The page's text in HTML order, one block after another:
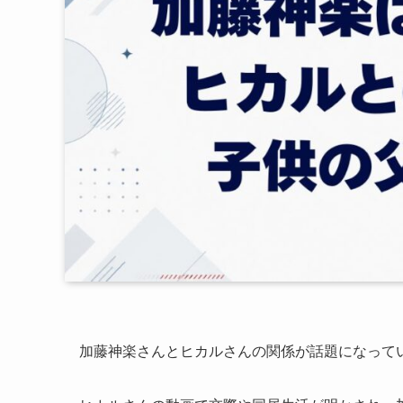
加藤神楽さんとヒカルさんの関係が話題になって